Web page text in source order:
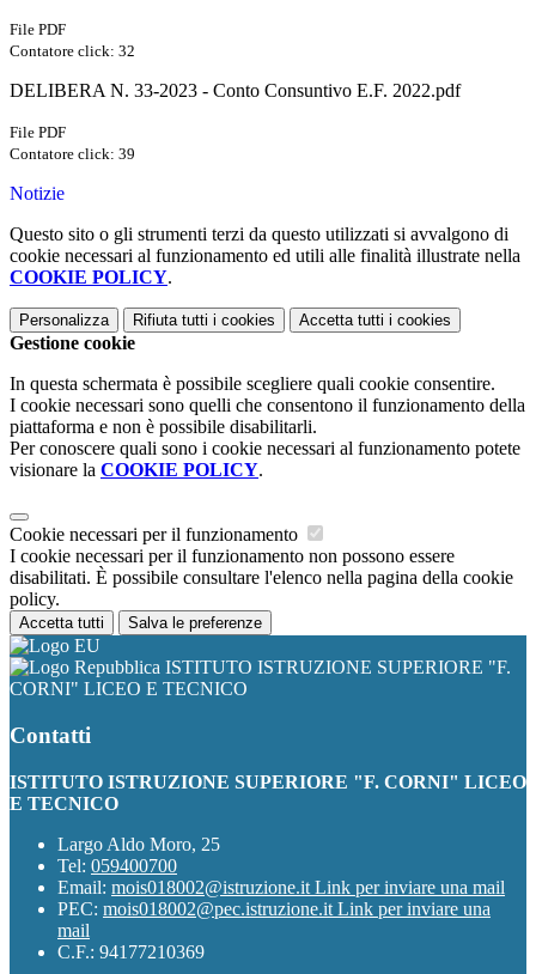
File PDF
Contatore click: 32
DELIBERA N. 33-2023 - Conto Consuntivo E.F. 2022.pdf
File PDF
Contatore click: 39
Notizie
Questo sito o gli strumenti terzi da questo utilizzati si avvalgono di
cookie necessari al funzionamento ed utili alle finalità illustrate nella
COOKIE POLICY.
Personalizza Rifiuta tutti i cookies Accetta tutti i cookies
Gestione cookie
In questa schermata è possibile scegliere quali cookie consentire.
I cookie necessari sono quelli che consentono il funzionamento della
piattaforma e non è possibile disabilitarli.
Per conoscere quali sono i cookie necessari al funzionamento potete
visionare la COOKIE POLICY.
Cookie necessari per il funzionamento
I cookie necessari per il funzionamento non possono essere
disabilitati. È possibile consultare l'elenco nella pagina della cookie
policy.
Accetta tutti Salva le preferenze
ISTITUTO ISTRUZIONE SUPERIORE "F.
CORNI" LICEO E TECNICO
Contatti
ISTITUTO ISTRUZIONE SUPERIORE "F. CORNI" LICEO
E TECNICO
Largo Aldo Moro, 25
Tel: 059400700
Email: mois018002@istruzione.it Link per inviare una mail
PEC: mois018002@pec.istruzione.it Link per inviare una
mail
C.F.: 94177210369